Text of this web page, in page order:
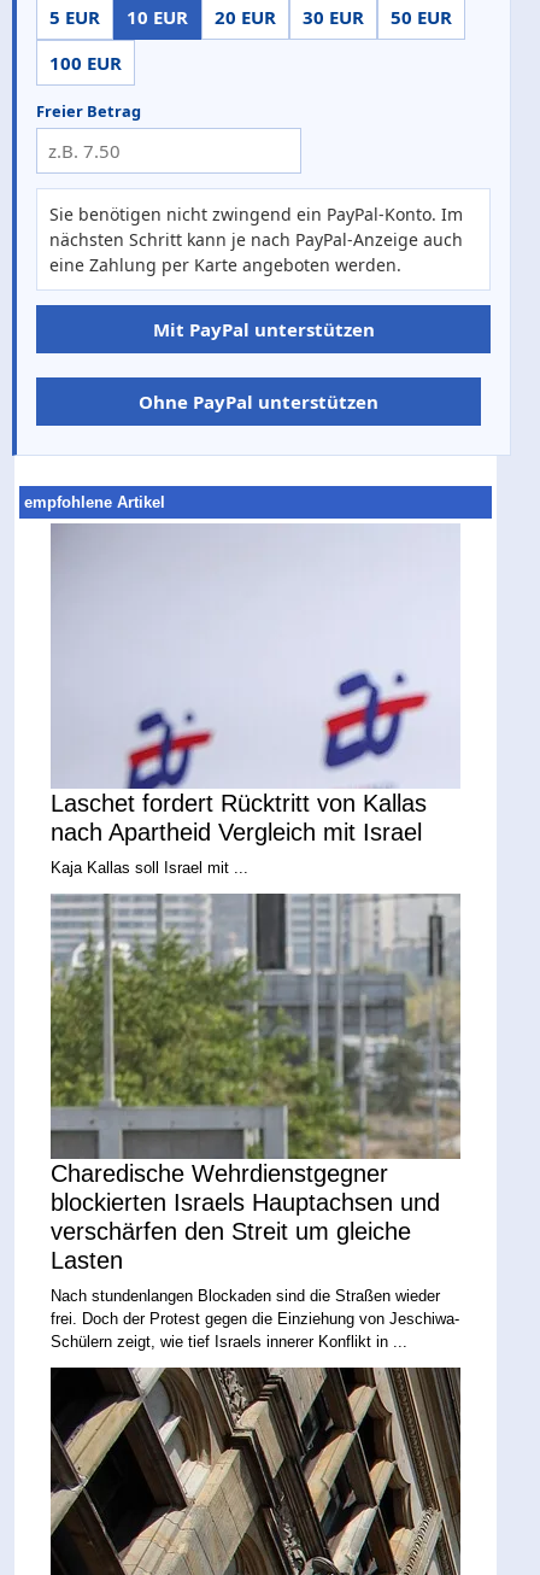
5 EUR 10 EUR 20 EUR 30 EUR
50 EUR
100 EUR
Freier Betrag
Sie benötigen nicht zwingend ein PayPal-Konto. Im
nächsten Schritt kann je nach PayPal-Anzeige auch
eine Zahlung per Karte angeboten werden.
Mit PayPal unterstützen
Ohne PayPal unterstützen
empfohlene Artikel
Laschet fordert Rücktritt von Kallas
nach Apartheid Vergleich mit Israel
Kaja Kallas soll Israel mit ...
Charedische Wehrdienstgegner
blockierten Israels Hauptachsen und
verschärfen den Streit um gleiche
Lasten
Nach stundenlangen Blockaden sind die Straßen wieder
frei. Doch der Protest gegen die Einziehung von Jeschiwa-
Schülern zeigt, wie tief Israels innerer Konflikt in ...